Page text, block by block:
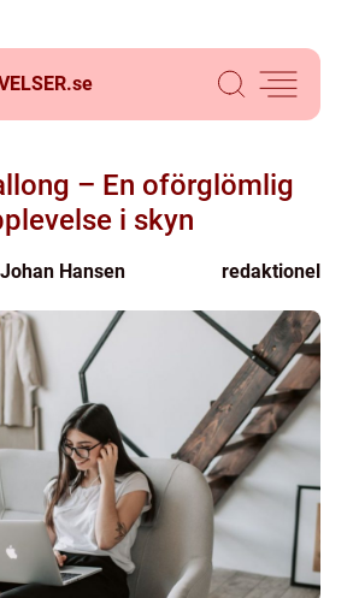
se
– En oförglömlig
i skyn
Johan Hansen redaktionel